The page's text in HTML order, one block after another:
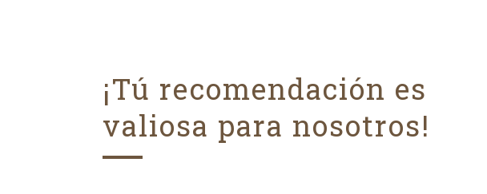
¡Tú recomendación es
valiosa para nosotros!